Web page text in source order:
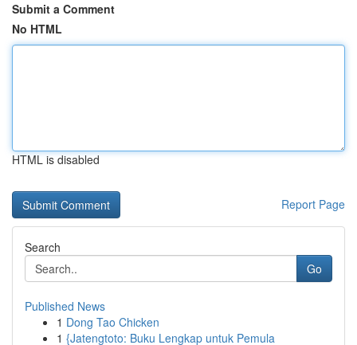
Submit a Comment
No HTML
HTML is disabled
Report Page
Search
Go
Published News
1 Dong Tao Chicken
1 {Jatengtoto: Buku Lengkap untuk Pemula